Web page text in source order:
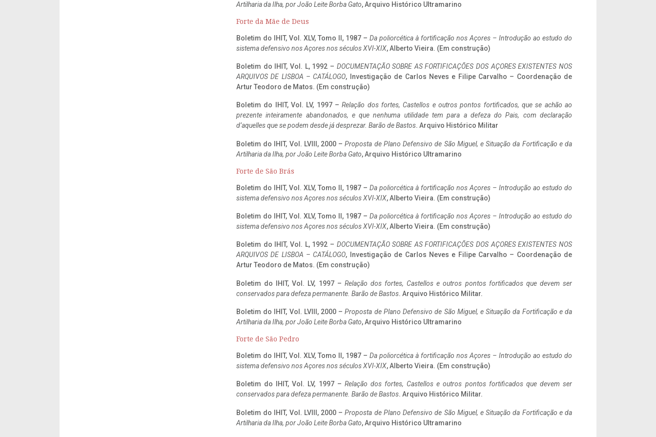
Artilharia da Ilha, por João Leite Borba Gato, Arquivo Histórico Ultramarino
Forte da Mãe de Deus
Boletim do IHIT, Vol. XLV, Tomo II, 1987 – Da poliorcética à fortificação nos Açores – Introdução ao estudo do
sistema defensivo nos Açores nos séculos XVI-XIX, Alberto Vieira. (Em construção)
Boletim do IHIT, Vol. L, 1992 – DOCUMENTAÇÃO SOBRE AS FORTIFICAÇÕES DOS AÇORES EXISTENTES NOS
ARQUIVOS DE LISBOA – CATÁLOGO, Investigação de Carlos Neves e Filipe Carvalho – Coordenação de
Artur Teodoro de Matos. (Em construção)
Boletim do IHIT, Vol. LV, 1997 –Relação dos fortes, Castellos e outros pontos fortificados, que se achão ao
prezente inteiramente abandonados, e que nenhuma utilidade tem para a defeza do Pais, com declaração
d’aquelles que se podem desde já desprezar. Barão de Bastos. Arquivo Histórico Militar
Boletim do IHIT, Vol. LVIII, 2000 –Proposta de Plano Defensivo de São Miguel, e Situação da Fortificação e da
Artilharia da Ilha, por João Leite Borba Gato, Arquivo Histórico Ultramarino
Forte de São Brás
Boletim do IHIT, Vol. XLV, Tomo II, 1987 – Da poliorcética à fortificação nos Açores – Introdução ao estudo do
sistema defensivo nos Açores nos séculos XVI-XIX, Alberto Vieira. (Em construção)
Boletim do IHIT, Vol. XLV, Tomo II, 1987 – Da poliorcética à fortificação nos Açores – Introdução ao estudo do
sistema defensivo nos Açores nos séculos XVI-XIX, Alberto Vieira. (Em construção)
Boletim do IHIT, Vol. L, 1992 – DOCUMENTAÇÃO SOBRE AS FORTIFICAÇÕES DOS AÇORES EXISTENTES NOS
ARQUIVOS DE LISBOA – CATÁLOGO, Investigação de Carlos Neves e Filipe Carvalho – Coordenação de
Artur Teodoro de Matos. (Em construção)
Boletim do IHIT, Vol. LV, 1997 – Relação dos fortes, Castellos e outros pontos fortificados que devem ser
conservados para defeza permanente. Barão de Bastos. Arquivo Histórico Militar.
Boletim do IHIT, Vol. LVIII, 2000 –Proposta de Plano Defensivo de São Miguel, e Situação da Fortificação e da
Artilharia da Ilha, por João Leite Borba Gato, Arquivo Histórico Ultramarino
Forte de São Pedro
Boletim do IHIT, Vol. XLV, Tomo II, 1987 – Da poliorcética à fortificação nos Açores – Introdução ao estudo do
sistema defensivo nos Açores nos séculos XVI-XIX, Alberto Vieira. (Em construção)
Boletim do IHIT, Vol. LV, 1997 – Relação dos fortes, Castellos e outros pontos fortificados que devem ser
conservados para defeza permanente. Barão de Bastos. Arquivo Histórico Militar.
Boletim do IHIT, Vol. LVIII, 2000 –Proposta de Plano Defensivo de São Miguel, e Situação da Fortificação e da
Artilharia da Ilha, por João Leite Borba Gato, Arquivo Histórico Ultramarino